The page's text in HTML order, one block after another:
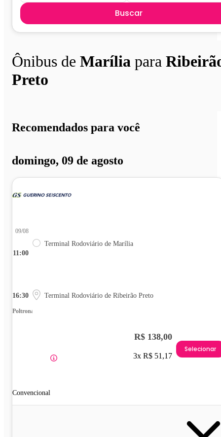
Buscar
Ônibus de Marília para
Preto
Recomendados para você
domingo, 09 de agosto
11:00
09/08
Terminal Rodoviário de Marília
16:30 Terminal Rodoviário de Ribeirão Preto
Poltrona
Convencional
R$ 138,00
3x R$ 51,17
Selecionar